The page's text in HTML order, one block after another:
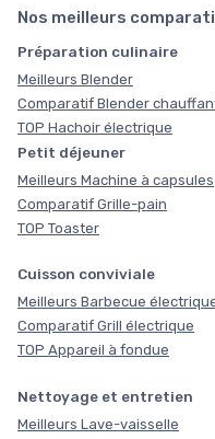
Nos meilleurs
Préparation culinaire
Meilleurs Blender
Comparatif Blender
TOP Hachoir électrique
Petit déjeuner
Meilleurs Machine à capsules
Comparatif Grille-pain
TOP Toaster
Cuisson conviviale
Meilleurs Barbecue
Comparatif Grill électrique
TOP Appareil à fondue
Nettoyage et entretien
Meilleurs Lave-vaisselle